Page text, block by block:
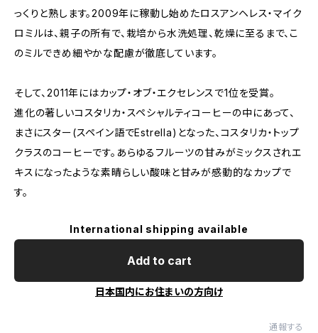
っくりと熟します。2009年に稼動し始めたロスアンヘレス・マイク
ロミルは、親子の所有で、栽培から水洗処理、乾燥に至るまで、こ
のミルできめ細やかな配慮が徹底しています。
そして、2011年にはカップ・オブ・エクセレンスで1位を受賞。
進化の著しいコスタリカ・スペシャルティコーヒーの中にあって、
まさにスター(スペイン語でEstrella)となった、コスタリカ・トップ
クラスのコーヒーです。あらゆるフルーツの甘みがミックスされエ
キスになったような素晴らしい酸味と甘みが感動的なカップで
す。
International shipping available
Add to cart
日本国内にお住まいの方向け
通報する